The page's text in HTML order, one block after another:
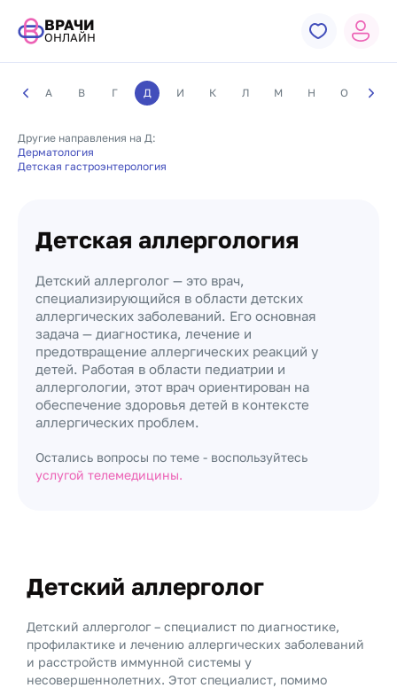
ВРАЧИ
ОНЛАЙН
А В Г Д И К Л М Н О П
Другие направления на Д:
Дерматология
Детская гастроэнтерология
Детская аллергология
Детский аллерголог — это врач,
специализирующийся в области детских
аллергических заболеваний. Его основная
задача — диагностика, лечение и
предотвращение аллергических реакций у
детей. Работая в области педиатрии и
аллергологии, этот врач ориентирован на
обеспечение здоровья детей в контексте
аллергических проблем.
Остались вопросы по теме - воспользуйтесь
услугой телемедицины.
Детский аллерголог
Детский аллерголог – специалист по диагностике,
профилактике и лечению аллергических заболеваний
и расстройств иммунной системы у
несовершеннолетних. Этот специалист, помимо